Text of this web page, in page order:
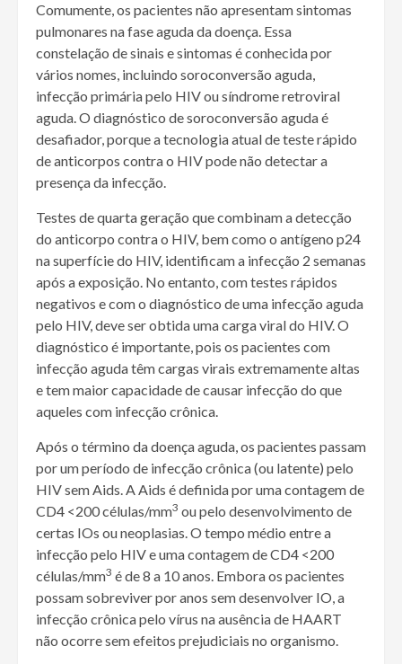
Comumente, os pacientes não apresentam sintomas
pulmonares na fase aguda da doença. Essa
constelação de sinais e sintomas é conhecida por
vários nomes, incluindo soroconversão aguda,
infecção primária pelo HIV ou síndrome retroviral
aguda. O diagnóstico de soroconversão aguda é
desafiador, porque a tecnologia atual de teste rápido
de anticorpos contra o HIV pode não detectar a
presença da infecção.
Testes de quarta geração que combinam a detecção
do anticorpo contra o HIV, bem como o antígeno p24
na superfície do HIV, identificam a infecção 2 semanas
após a exposição. No entanto, com testes rápidos
negativos e com o diagnóstico de uma infecção aguda
pelo HIV, deve ser obtida uma carga viral do HIV. O
diagnóstico é importante, pois os pacientes com
infecção aguda têm cargas virais extremamente altas
e tem maior capacidade de causar infecção do que
aqueles com infecção crônica.
Após o término da doença aguda, os pacientes passam
por um período de infecção crônica (ou latente) pelo
HIV sem Aids. A Aids é definida por uma contagem de
CD4 <200 células/mm3 ou pelo desenvolvimento de
certas IOs ou neoplasias. O tempo médio entre a
infecção pelo HIV e uma contagem de CD4 <200
células/mm3 é de 8 a 10 anos. Embora os pacientes
possam sobreviver por anos sem desenvolver IO, a
infecção crônica pelo vírus na ausência de HAART
não ocorre sem efeitos prejudiciais no organismo.